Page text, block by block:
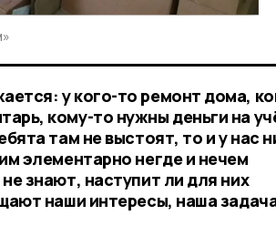
у кого-то ремонт дома,
кому-то нужны деньги на
там не выстоят, то и у нас
элементарно негде и нечем
знают, наступит ли для них
наши интересы, наша